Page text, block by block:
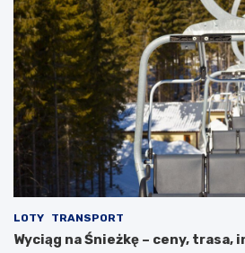
LOTY TRANSPORT
Wyciąg na Śnieżkę – ceny, trasa,